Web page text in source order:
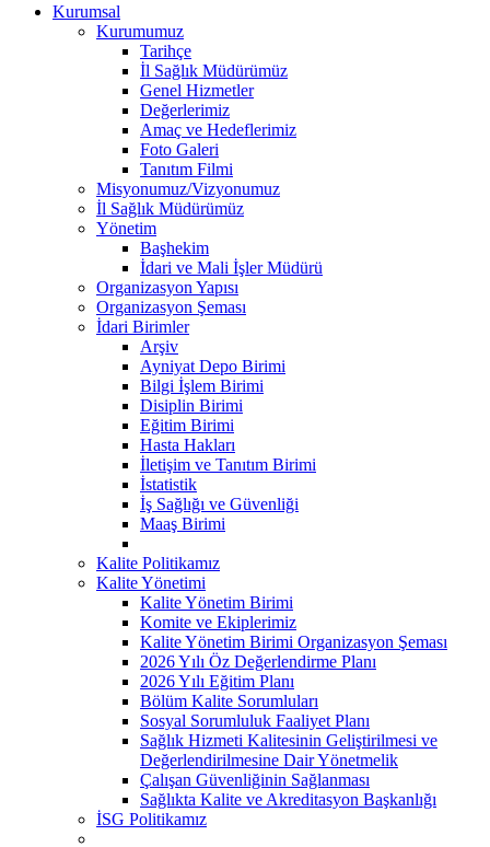
Kurumsal
Kurumumuz
Tarihçe
İl Sağlık Müdürümüz
Genel Hizmetler
Değerlerimiz
Amaç ve Hedeflerimiz
Foto Galeri
Tanıtım Filmi
Misyonumuz/Vizyonumuz
İl Sağlık Müdürümüz
Yönetim
Başhekim
İdari ve Mali İşler Müdürü
Organizasyon Yapısı
Organizasyon Şeması
İdari Birimler
Arşiv
Ayniyat Depo Birimi
Bilgi İşlem Birimi
Disiplin Birimi
Eğitim Birimi
Hasta Hakları
İletişim ve Tanıtım Birimi
İstatistik
İş Sağlığı ve Güvenliği
Maaş Birimi
Kalite Politikamız
Kalite Yönetimi
Kalite Yönetim Birimi
Komite ve Ekiplerimiz
Kalite Yönetim Birimi Organizasyon Şeması
2026 Yılı Öz Değerlendirme Planı
2026 Yılı Eğitim Planı
Bölüm Kalite Sorumluları
Sosyal Sorumluluk Faaliyet Planı
Sağlık Hizmeti Kalitesinin Geliştirilmesi ve
Değerlendirilmesine Dair Yönetmelik
Çalışan Güvenliğinin Sağlanması
Sağlıkta Kalite ve Akreditasyon Başkanlığı
İSG Politikamız